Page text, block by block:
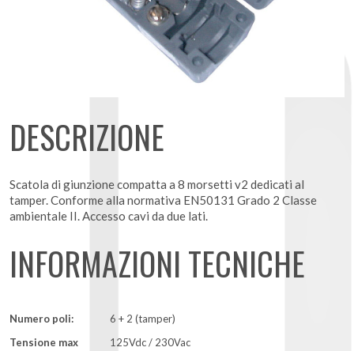
DESCRIZIONE
Scatola di giunzione compatta a 8 morsetti v2 dedicati al
tamper. Conforme alla normativa EN50131 Grado 2 Classe
ambientale II. Accesso cavi da due lati.
INFORMAZIONI TECNICHE
Numero poli:
6 + 2 (tamper)
Tensione max
125Vdc / 230Vac